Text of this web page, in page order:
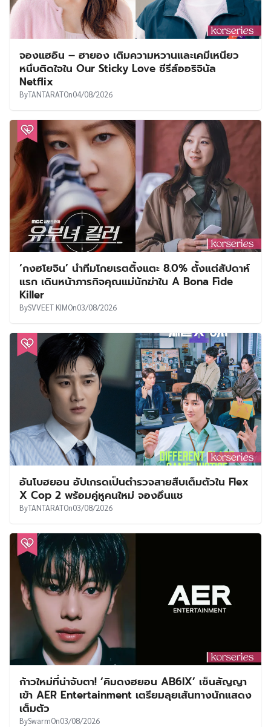
จองแฮอิน – ฮายอง เติมความหวานและเคมีเหนียว
หนึบติดใจใน Our Sticky Love ซีรีส์ออริจินัล
Netflix
ByTANTARATOn04/08/2026
‘กงฮโยจิน’ นำทีมโกยเรตติ้งแตะ 8.0% ตั้งแต่สัปดาห์
แรก เดินหน้าภารกิจคุณแม่นักฆ่าใน A Bona Fide
Killer
BySVVEET KIMOn03/08/2026
อันโบฮยอน อัปเกรดเป็นตำรวจสายสืบเต็มตัวใน Flex
X Cop 2 พร้อมคู่หูคนใหม่ จองอึนแช
ByTANTARATOn03/08/2026
ก้าวใหม่ที่น่าจับตา! ‘คิมดงฮยอน AB6IX’ เซ็นสัญญา
เข้า AER Entertainment เตรียมลุยเส้นทางนักแสดง
เต็มตัว
BySwarmOn03/08/2026